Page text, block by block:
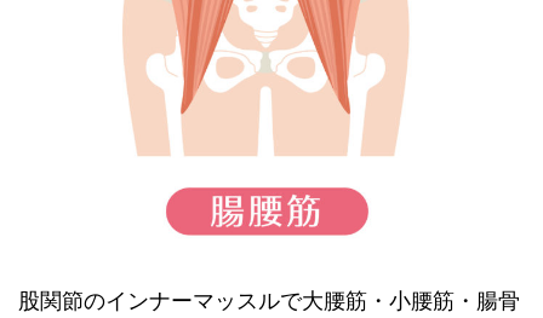
股関節のインナーマッスルで大腰筋・小腰筋・腸骨